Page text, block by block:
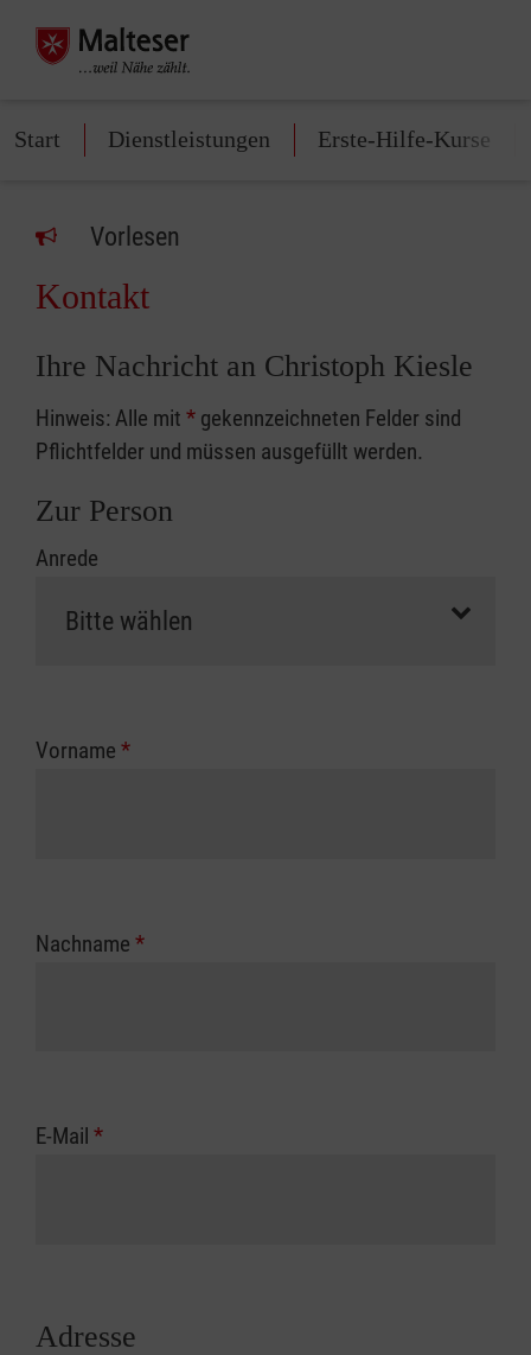
Start Dienstleistungen Erste-Hilfe-Kurse
Vorlesen
Kontakt
Ihre Nachricht an Christoph Kiesle
Hinweis: Alle mit * gekennzeichneten Felder sind
Pflichtfelder und müssen ausgefüllt werden.
Zur Person
Anrede
Vorname *
Nachname *
E-Mail *
Adresse